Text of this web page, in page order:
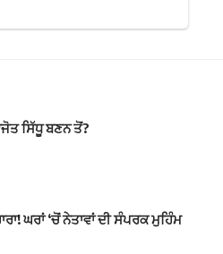
ਸਿੱਧੂ ਬਣਨ ਤੋਂ?
ਘਰਾਂ ‘ਚੋਂ ਨੇਤਾਵਾਂ ਦੀ ਸੰਪਰਕ ਮੁਹਿੰਮ